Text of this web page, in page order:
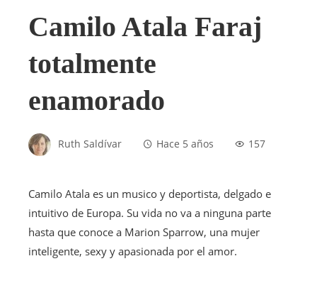
Camilo Atala Faraj
totalmente
enamorado
Ruth Saldívar Hace 5 años 157
Camilo Atala es un musico y deportista, delgado e
intuitivo de Europa. Su vida no va a ninguna parte
hasta que conoce a Marion Sparrow, una mujer
inteligente, sexy y apasionada por el amor.